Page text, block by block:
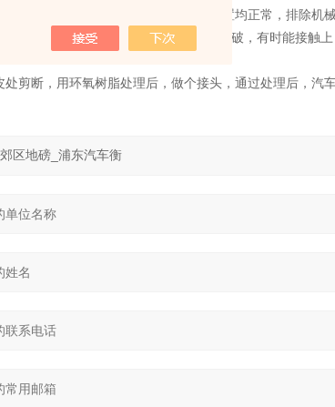
的原因。检查秤台、连接件、限位装置均正常，排除机
查确认有一只传感器的信号线被老鼠咬破，有时能接触
剪断，用环氧树脂处理后，做个接头，通过处理后，汽车